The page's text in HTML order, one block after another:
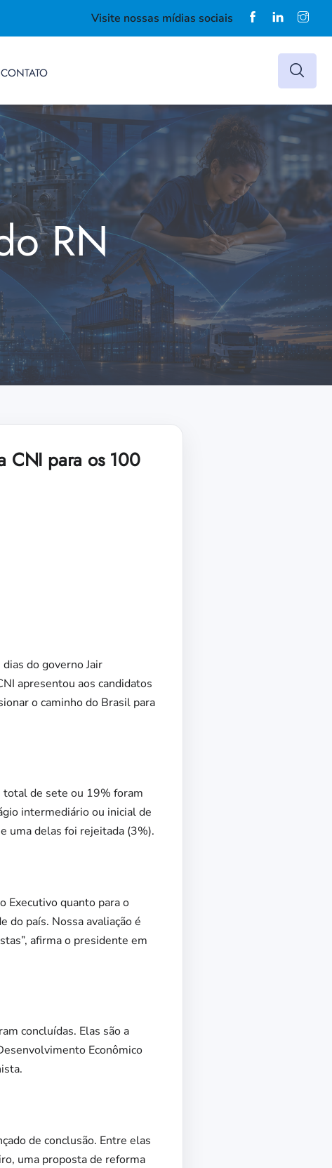
Visite nossas mídias sociais
CONTATO
RN
CNI para os 100
do governo Jair
apresentou aos candidatos
o caminho do Brasil para
total de sete ou 19% foram
intermediário ou inicial de
uma delas foi rejeitada (3%).
Executivo quanto para o
do país. Nossa avaliação é
afirma o presidente em
concluídas. Elas são a
Econômico
de conclusão. Entre elas
uma proposta de reforma